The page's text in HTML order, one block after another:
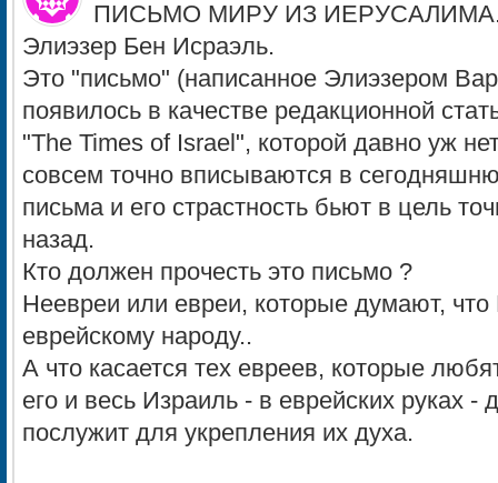
ПИСЬМО МИРУ ИЗ
Элиэзер Бен Исраэль.
Это "письмо" (написанное Элиэзером
появилось в качестве редакционной
"The Times of Israel", которой давно уж
совсем точно вписываются в
письма и его страстность бьют в цель
назад.
Кто должен прочесть это письмо ?
Неевреи или евреи, которые думают,
еврейскому народу..
А что касается тех евреев, которые
его и весь Израиль - в еврейских руках -
послужит для укрепления их духа.